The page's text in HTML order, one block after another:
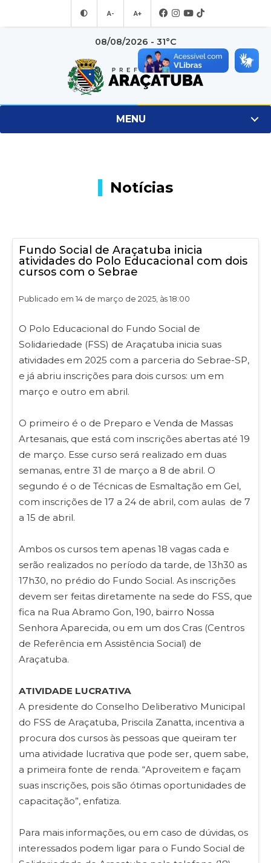
A- A+
08/08/2026 - 31°C
MENU
Notícias
Fundo Social de Araçatuba inicia
atividades do Polo Educacional com dois
cursos com o Sebrae
Publicado em 14 de março de 2025, às 18:00
O Polo Educacional do Fundo Social de
Solidariedade (FSS) de Araçatuba inicia suas
atividades em 2025 com a parceria do Sebrae-SP,
e já abriu inscrições para dois cursos: um em
março e outro em abril.
O primeiro é o de Preparo e Venda de Massas
Artesanais, que está com inscrições abertas até 19
de março. Esse curso será realizado em duas
semanas, entre 31 de março a 8 de abril. O
segundo é o de Técnicas de Esmaltação em Gel,
com inscrições de 17 a 24 de abril, com aulas de 7
a 15 de abril.
Ambos os cursos tem apenas 18 vagas cada e
serão realizados no período da tarde, de 13h30 as
17h30, no prédio do Fundo Social. As inscrições
devem ser feitas diretamente na sede do FSS, que
fica na Rua Abramo Gon, 190, bairro Nossa
Senhora Aparecida, ou em um dos Cras (Centros
de Referência em Assistência Social) de
Araçatuba.
ATIVIDADE LUCRATIVA
A presidente do Conselho Deliberativo Municipal
do FSS de Araçatuba, Priscila Zanatta, incentiva a
procura dos cursos às pessoas que queiram ter
uma atividade lucrativa que pode ser, quem sabe,
a primeira fonte de renda. “Aproveitem e façam
suas inscrições, pois são ótimas oportunidades de
capacitação”, enfatiza.
Para mais informações, ou em caso de dúvidas, os
interessados podem ligar para o Fundo Social de